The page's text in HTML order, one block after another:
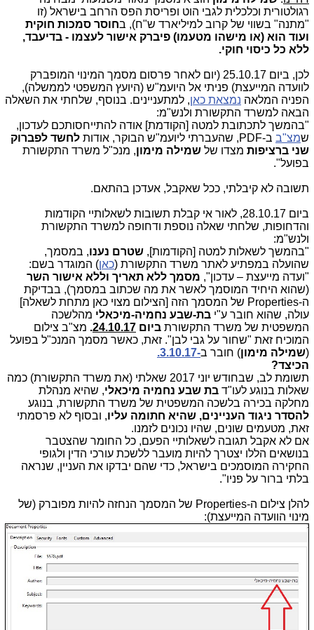
רגולטורית וכלכלית לגבי הוט ופריסת הפס הרחב בישראל (זו
"מתנה" בשווי של קרוב למיליארד ש"ח), בחוסר סמכות חוקית
ועוד הוא (או מישהו מטעמו) פיברק אישור לעצמו - בדיעבד,
ללא כל כיסוי חוקי.
לכן, ביום 25.10.17 (יום לאחר פרסום מסמך המינוי המופברק
לוועדה המייעצת) פניתי אל היועמ"ש (היועץ המשפטי לממשלה),
הפניה המלאה נמצאת כאן, למתעניינים. בנוסף, שלחתי את השאלה
הבאה למשרד התקשורת ולנש"מ:
"בהמשך לתכתובת למטה [הקודמת] אודה להתייחסותכם לעדכון,
שמצ"ב ב-PDF, שהעברתי ליועמ"ש הבוקר, אודות לחשד לפברוק
שני ברציפות מצדו של שמילה מימון, מנכ"ל משרד התקשורת
בפועל".
תשובה לא קיבלתי, ככל שאקבל, אעדכן בהתאם.
ביום 28.10.17, לאור אי קבלת תשובות לשאלותיי הקודמות
והדחופות, שלחתי שאלה נוספת ודחופה למשרד התקשורת
ולנש"מ:
"בהמשך לשאלות למטה [הקודמות], שטרם נענו, במסמך,
שהועלה במפתיע לאתר משרד התקשורת (כאן) המוגדר בשם:
"ועדה מייעצת – עדכון", מסמך ללא תאריך וללא אישור השר
(שהוא היחיד המוסמך לאשר את מה שכתוב במסמך), בבדיקת
ה-Properties של המסמך הזה [הצילום מצוי כאן מתחת לשאלה]
עולה, שהוא חובר ע"י בת-שבע נחמיה-מיכאלי מהלשכה
המשפטית של משרד התקשורת ביום 24.10.17
. מצ"ב צילום
המוכיח זאת "שחור על גבי לבן". זאת, כאשר מסמך המנכ"ל בפועל
(שמילה מימון) חובר ב-3.10.17.
הכיצד?
תשומת לב, שבחודש יוני 2017 שאלתי (את משרד התקשורת) כמה
שאלות בנוגע לעו"ד בת שבע נחמיה מיכאלי, שהיא מנהלת
מחלקה בכירה בלשכה המשפטית של משרד התקשורת, בנוגע
להסדר ניגוד העניינים, שהיא חתומה עליו, ובסוף לא פרסמתי
זאת, מטעמים שונים, שהיו נכונים לזמנו.
אם לא אקבל תגובה לשאלותיי הפעם, כל החומר שהצטבר
בנושאים הללו יצטרך להיות מועבר ללשכת עורכי הדין ולגופי
החקירה המוסמכים בישראל, כדי שהם יבדקו את העניין, שנראה
בלתי ברור על פניו".
להלן צילום ה-Properties של המסמך הנחזה להיות מפוברק (של
מינוי הוועדה המייעצת):